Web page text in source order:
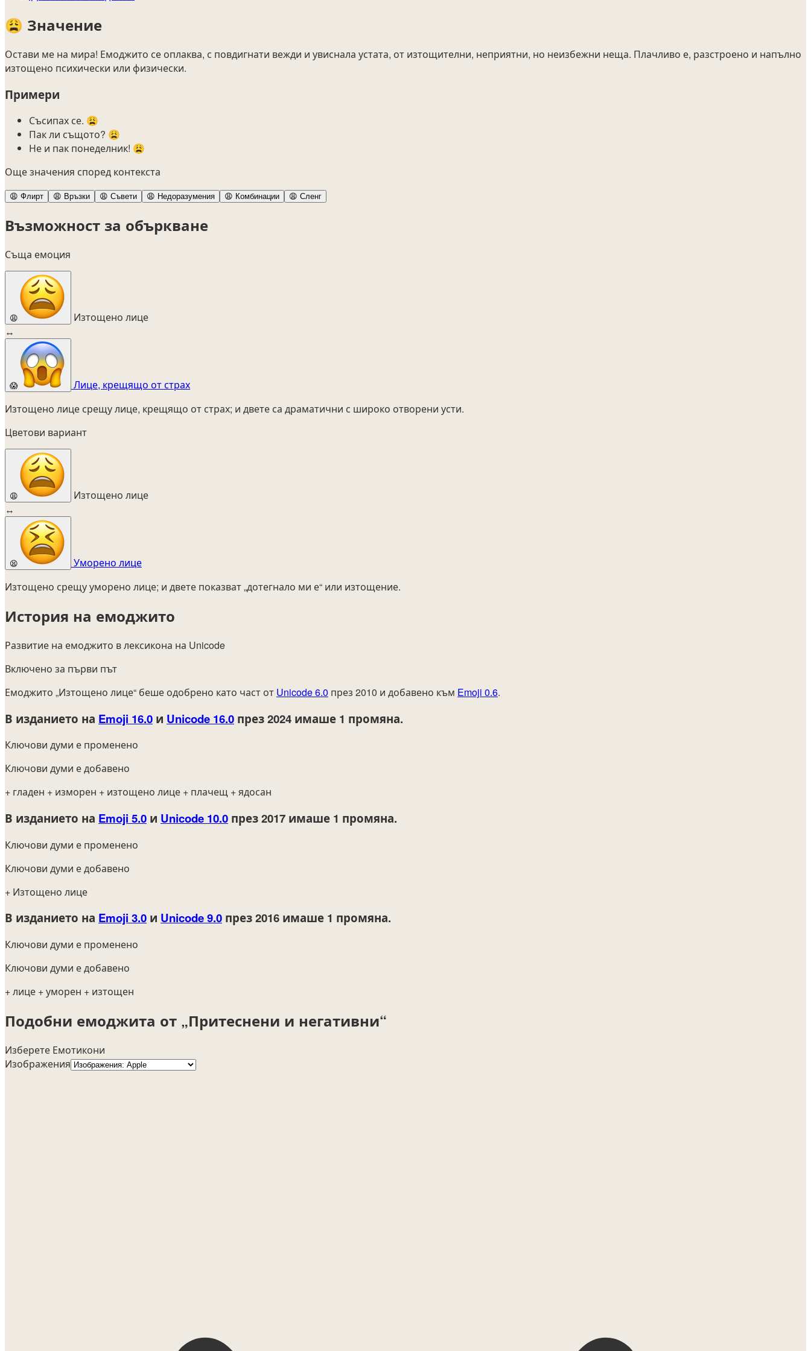
😩 Значение
Остави ме на мира! Емоджито се оплаква, с повдигнати вежди и увиснала устата, от изтощителни, неприятни, но неизбежни неща. Плачливо е, разстроено и напълно
изтощено психически или физически.
Примери
Съсипах се. 😩
Пак ли същото? 😩
Не и пак понеделник! 😩
Още значения според контекста
😩 Флирт 😩 Връзки 😩 Съвети 😩 Недоразумения 😩 Комбинации 😩 Сленг
Възможност за объркване
Съща емоция
😩
Изтощено лице
↔
😱
Лице, крещящо от страх
Изтощено лице срещу лице, крещящо от страх; и двете са драматични с широко отворени усти.
Цветови вариант
😩
Изтощено лице
↔
😫
Уморено лице
Изтощено срещу уморено лице; и двете показват „дотегнало ми е“ или изтощение.
История на емоджито
Развитие на емоджито в лексикона на Unicode
Включено за първи път
Емоджито „Изтощено лице“ беше одобрено като част от Unicode 6.0 през 2010 и добавено към Emoji 0.6.
В изданието на Emoji 16.0 и Unicode 16.0 през 2024 имаше 1 промяна.
Ключови думи е променено
Ключови думи е добавено
+ гладен + изморен + изтощено лице + плачещ + ядосан
В изданието на Emoji 5.0 и Unicode 10.0 през 2017 имаше 1 промяна.
Ключови думи е променено
Ключови думи е добавено
+ Изтощено лице
В изданието на Emoji 3.0 и Unicode 9.0 през 2016 имаше 1 промяна.
Ключови думи е променено
Ключови думи е добавено
+ лице + уморен + изтощен
Подобни емоджита от „Притеснени и негативни“
Изберете Емотикони
Изображения